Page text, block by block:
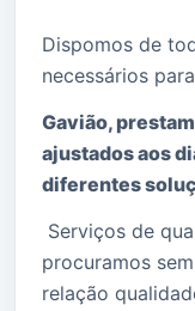
Dispomos de
necessários
Gavião,
ajustados aos
diferentes
Serviços de
procuramos
relação